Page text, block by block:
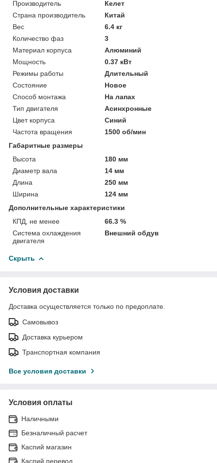
Производитель
Келет
Страна производитель
Китай
Вес
6.4 кг
Количество фаз
3
Материал корпуса
Алюминий
Мощность
0.37 кВт
Режимы работы
Длительный
Состояние
Новое
Способ монтажа
На лапах
Тип двигателя
Асинхронные
Цвет корпуса
Синий
Частота вращения
1500 об/мин
Габаритные размеры
Высота
180 мм
Диаметр вала
14 мм
Длина
250 мм
Ширина
124 мм
Дополнительные характеристики
КПД, не менее
66.3 %
Система охлаждения
двигателя
Внешний обдув
Скрыть
Условия доставки
Доставка осуществляется только по предоплате.
Самовывоз
Доставка курьером
Транспортная компания
Все условия доставки
Условия оплаты
Наличными
Безналичный расчет
Каспий магазин
Каспий перевод